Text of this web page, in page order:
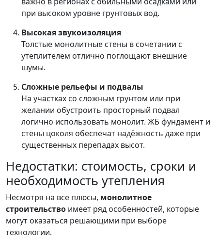
при высоком уровне грунтовых вод.
Высокая звукоизоляция
Толстые монолитные стены в сочетании с
утеплителем отлично поглощают внешние
шумы.
Сложные рельефы и подвалы
На участках со сложным грунтом или при
желании обустроить просторный подвал
логично использовать монолит. ЖБ фундамент и
стены цоколя обеспечат надёжность даже при
существенных перепадах высот.
Недостатки: стоимость, сроки и
необходимость утепления
Несмотря на все плюсы, монолитное
строительство имеет ряд особенностей, которые
могут оказаться решающими при выборе
технологии.